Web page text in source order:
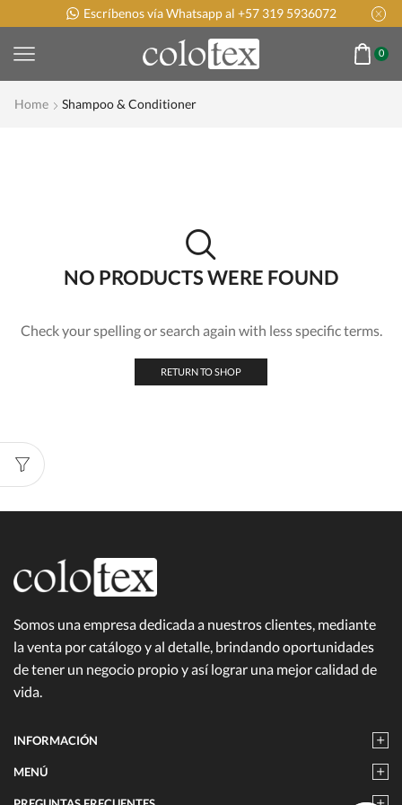
Escríbenos vía Whatsapp al +57 319 5936072
0
Home Shampoo & Conditioner
NO PRODUCTS WERE FOUND
Check your spelling or search again with less specific terms.
RETURN TO SHOP
Somos una empresa dedicada a nuestros clientes, mediante
la venta por catálogo y al detalle, brindando oportunidades
de tener un negocio propio y así lograr una mejor calidad de
vida.
INFORMACIÓN
MENÚ